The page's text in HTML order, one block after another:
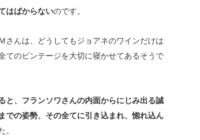
はばからないのです。
さんは、どうしてもジョアネのワインだけは
てのビンテージを大切に寝かせてあるそうで
と、フランソワさんの内面からにじみ出る誠
での姿勢、その全てに引き込まれ、惚れ込ん
。